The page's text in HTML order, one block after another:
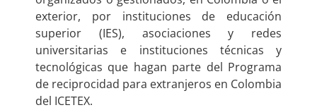
exterior, por instituciones de educación
superior (IES), asociaciones y redes
universitarias e instituciones técnicas y
tecnológicas que hagan parte del Programa
de reciprocidad para extranjeros en Colombia
del ICETEX.